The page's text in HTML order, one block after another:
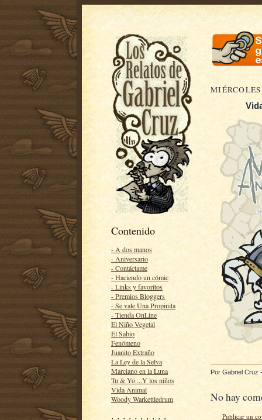
Contenido
- A dos manos
- Aniversario
- Contáctame
- Haciendo un cómic
- Links y favoritos
- Premios Bloggers
- Se vale Una Propinita
- Tienda OnLine
El Niño Vegetal
El Sabio
Fenómeno
Juanito Extraño
La Ley de la Selva
Marciano en la Luna
Tu & Yo ...Y los niños
Vida Animal
Woody Warkettledrum
Por Gabriel Cruz
No hay
Publicar un